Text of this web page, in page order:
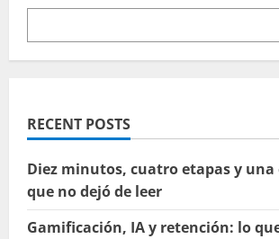
RECENT POSTS
Diez minutos, cuatro etapas y
que no dejó de leer
Gamificación, IA y retención: lo